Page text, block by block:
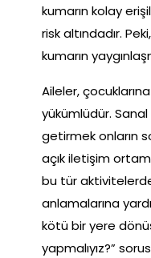
kumarın kolay
risk altındadır.
kumarın
Aileler,
yükümlüdür.
getirmek onların
açık iletişim
bu tür
anlamalarına
kötü bir yere
yapmalıyız?”